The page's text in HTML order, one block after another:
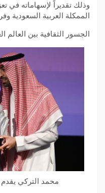
وذلك تقديراً لإسهاماته في
الممكلة العربية السعودية
الجسور الثقافية بين العالم
محمد التركي